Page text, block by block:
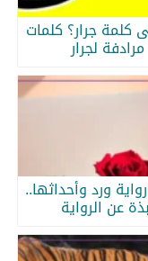
كلمة جرار؟ كلمات
مرادفة لجرار
ورد وأحداثها..
عن الرواية